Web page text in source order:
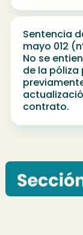
Sentencia
mayo 012
No se
de la póliza
contrato.